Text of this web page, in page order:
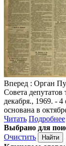
Вперед : Орган
Совета
декабря., 1969. -
основана в
Читать Подробнее
Выбрано для
Очистить